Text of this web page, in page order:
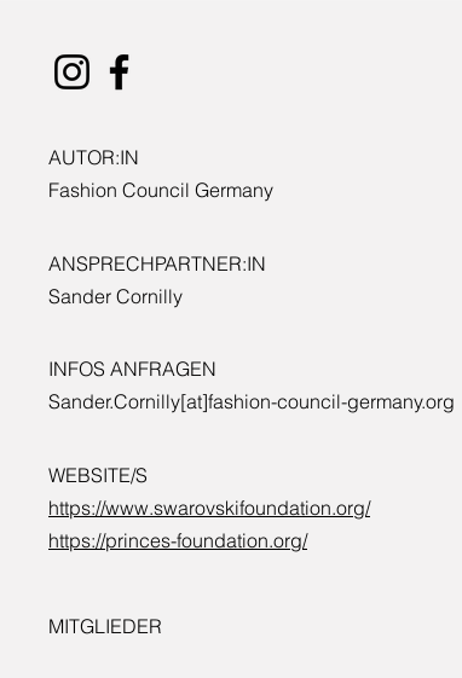
AUTOR:IN
Fashion Council Germany
ANSPRECHPARTNER:IN
Sander Cornilly
INFOS ANFRAGEN
Sander.Cornilly[at]fashion-council-germany.org
WEBSITE/S
https://www.swarovskifoundation.org/
https://princes-foundation.org/
MITGLIEDER